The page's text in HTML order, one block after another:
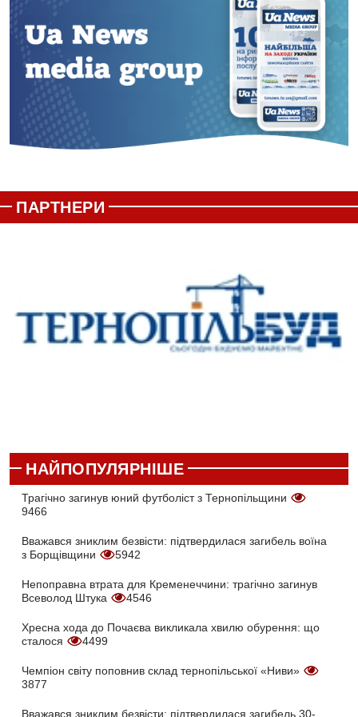
ПАРТНЕРИ
НАЙПОПУЛЯРНІШЕ
Трагічно загинув юний футболіст з Тернопільщини
9466
Вважався зниклим безвісти: підтвердилася загибель воїна
з Борщівщини
5942
Непоправна втрата для Кременеччини: трагічно загинув
Всеволод Штука
4546
Хресна хода до Почаєва викликала хвилю обурення: що
сталося
4499
Чемпіон світу поповнив склад тернопільської «Ниви»
3877
Вважався зниклим безвісти: підтвердилася загибель 30-